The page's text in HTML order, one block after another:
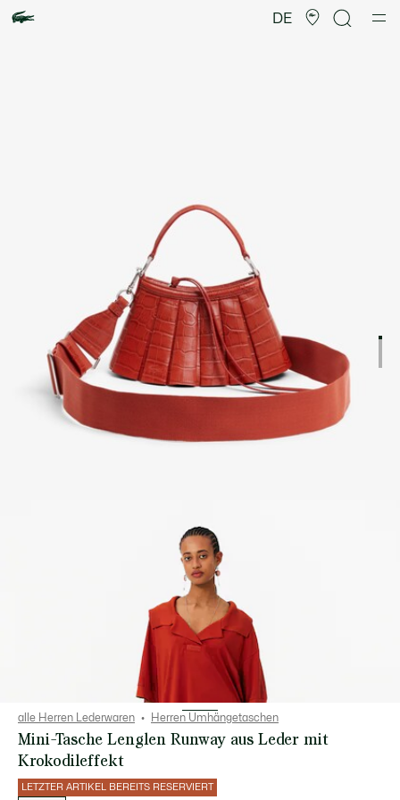
DE
alle Herren Lederwaren Herren Umhängetaschen
Mini-Tasche Lenglen Runway aus Leder mit
Krokodileffekt
LETZTER ARTIKEL BEREITS RESERVIERT